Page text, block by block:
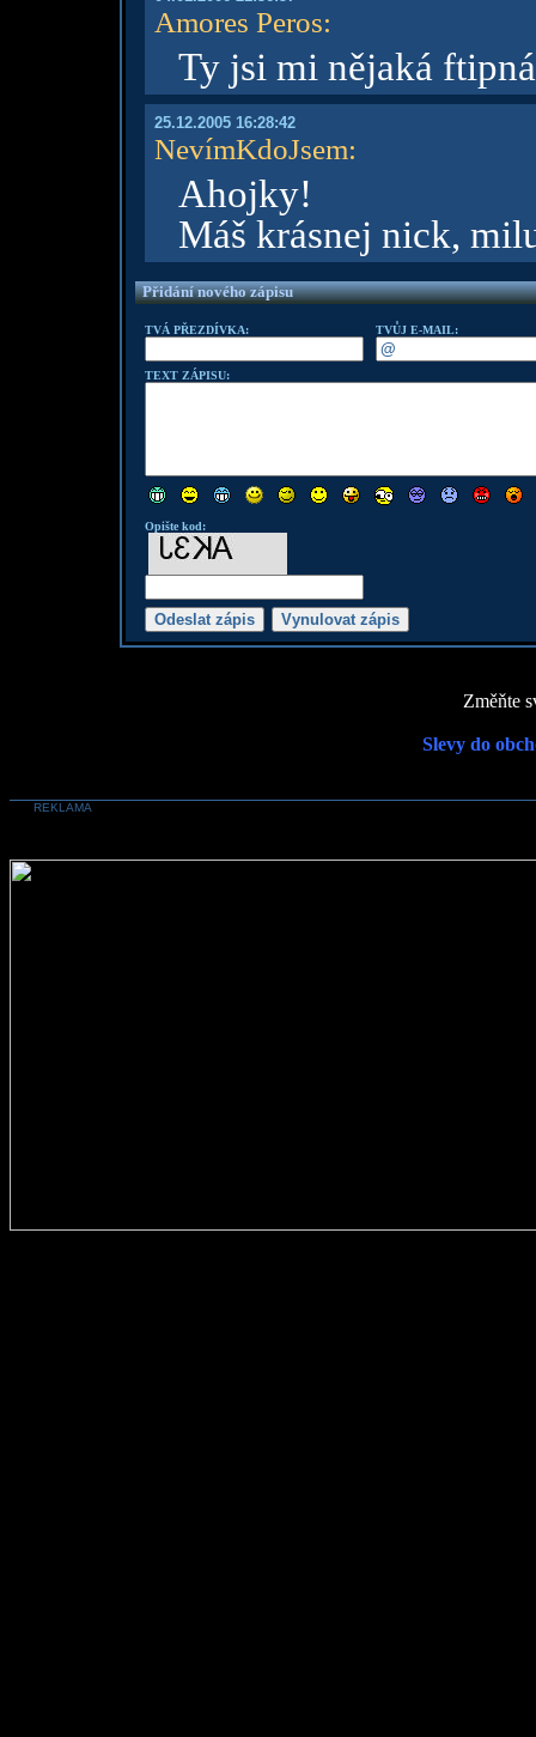
Amores Peros:
Ty jsi mi nějaká ftipná
25.12.2005 16:28:42
NevímKdoJsem:
Ahojky!
Máš krásnej nick,
Přidání nového zápisu
TVÁ PŘEZDÍVKA: TVŮJ E-MAIL:
TEXT ZÁPISU:
Opište kod:
Změňte
Slevy do
REKLAMA